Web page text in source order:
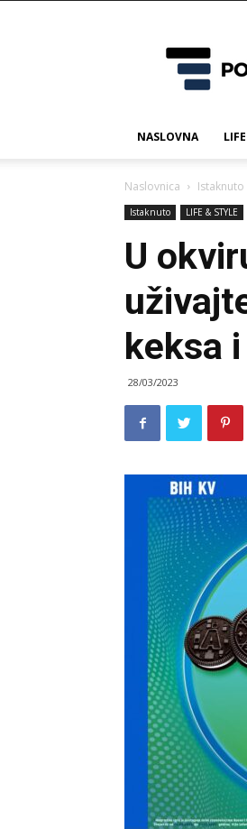
NASLOVNA
Naslovnica Istaknuto
Istaknuto LIFE & STYLE
U
keksa
28/03/2023